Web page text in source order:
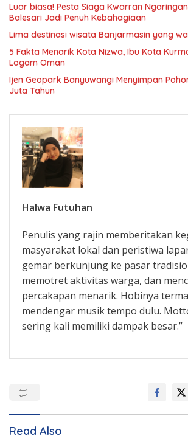
Luar biasa! Pesta Siaga Kwarran
Balesari Jadi Penuh Kebahagiaan
Lima destinasi wisata Banjarmasin yang
5 Fakta Menarik Kota Nizwa, Ibu Kota
Logam Oman
Ijen Geopark Banyuwangi Menyimpan
Juta Tahun
Halwa Futuhan
Penulis yang rajin memberitakan
masyarakat lokal dan peristiwa
gemar berkunjung ke pasar
memotret aktivitas warga, dan
percakapan menarik. Hobinya
mendengar musik tempo dulu.
sering kali memiliki dampak besar.”
Read Also